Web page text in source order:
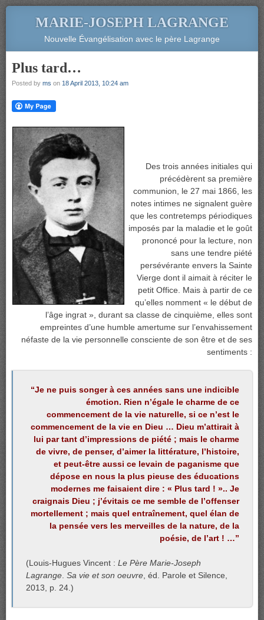
MARIE-JOSEPH LAGRANGE
Nouvelle Évangélisation avec le père Lagrange
Plus tard…
Posted by ms on 18 April 2013, 10:24 am
Des trois années initiales qui
précédèrent sa première
communion, le 27 mai 1866, les
notes intimes ne signalent guère
que les contretemps périodiques
imposés par la maladie et le goût
prononcé pour la lecture, non
sans une tendre piété
persévérante envers la Sainte
Vierge dont il aimait à réciter le
petit Office. Mais à partir de ce
qu’elles nomment « le début de
l’âge ingrat », durant sa classe de cinquième, elles sont
empreintes d’une humble amertume sur l’envahissement
néfaste de la vie personnelle consciente de son être et de ses
sentiments :
“Je ne puis songer à ces années sans une indicible
émotion. Rien n’égale le charme de ce
commencement de la vie naturelle, si ce n’est le
commencement de la vie en Dieu … Dieu m’attirait à
lui par tant d’impressions de piété ; mais le charme
de vivre, de penser, d’aimer la littérature, l’histoire,
et peut-être aussi ce levain de paganisme que
dépose en nous la plus pieuse des éducations
modernes me faisaient dire : « Plus tard ! ».. Je
craignais Dieu ; j’évitais ce me semble de l’offenser
mortellement ; mais quel entraînement, quel élan de
la pensée vers les merveilles de la nature, de la
poésie, de l’art ! …”
(Louis-Hugues Vincent :Le Père Marie-Joseph
Lagrange. Sa vie et son oeuvre, éd. Parole et Silence,
2013, p. 24.)